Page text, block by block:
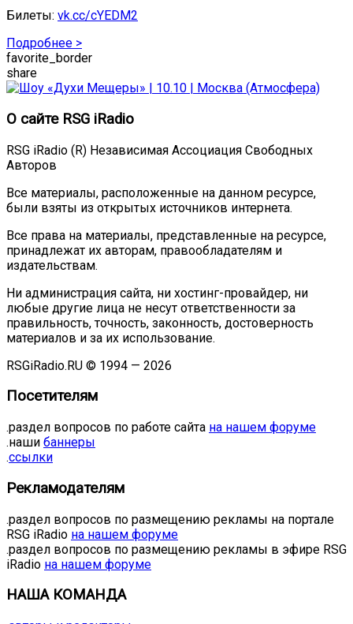
Билеты: vk.cc/cYEDM2
Подробнее >
favorite_border
share
О сайте RSG iRadio
RSG iRadio (R) Независимая Ассоциация Свободных
Авторов
Все материалы, расположенные на данном ресурсе,
были взяты из открытых источников интернета.
Все права на материалы, представленные на ресурсе,
принадлежат их авторам, правообладателям и
издательствам.
Ни администрация сайта, ни хостинг-провайдер, ни
любые другие лица не несут ответственности за
правильность, точность, законность, достоверность
материалов и за их использование.
RSGiRadio.RU © 1994 — 2026
Посетителям
.раздел вопросов по работе сайта на нашем форуме
.наши баннеры
.ссылки
Рекламодателям
.раздел вопросов по размещению рекламы на портале
RSG iRadio на нашем форуме
.раздел вопросов по размещению рекламы в эфире RSG
iRadio на нашем форуме
НАША КОМАНДА